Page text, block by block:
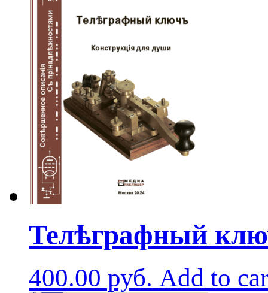
Телѣграфный
400.00 руб. Add to